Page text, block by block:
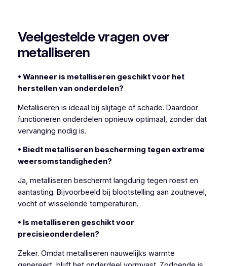
Veelgestelde vragen over
metalliseren
• Wanneer is metalliseren geschikt voor het
herstellen van onderdelen?
Metalliseren is ideaal bij slijtage of schade. Daardoor
functioneren onderdelen opnieuw optimaal, zonder dat
vervanging nodig is.
• Biedt metalliseren bescherming tegen extreme
weersomstandigheden?
Ja, metalliseren beschermt langdurig tegen roest en
aantasting. Bijvoorbeeld bij blootstelling aan zoutnevel,
vocht of wisselende temperaturen.
• Is metalliseren geschikt voor
precisieonderdelen?
Zeker. Omdat metalliseren nauwelijks warmte